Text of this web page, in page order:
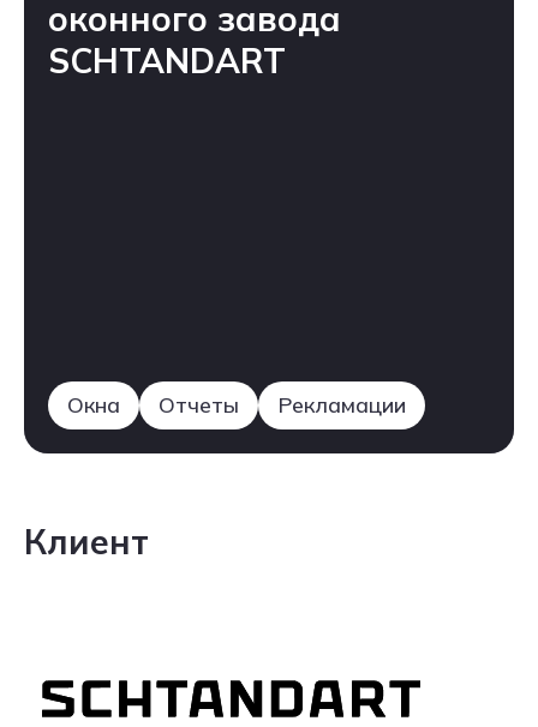
оконного завода
SCHTANDART
Окна Отчеты Рекламации
Клиент